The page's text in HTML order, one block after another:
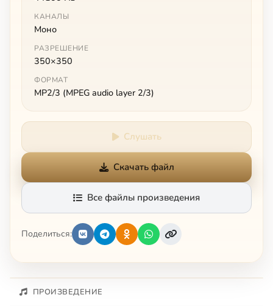
КАНАЛЫ
Моно
РАЗРЕШЕНИЕ
350×350
ФОРМАТ
MP2/3 (MPEG audio layer 2/3)
Слушать
Скачать файл
Все файлы произведения
Поделиться:
ПРОИЗВЕДЕНИЕ